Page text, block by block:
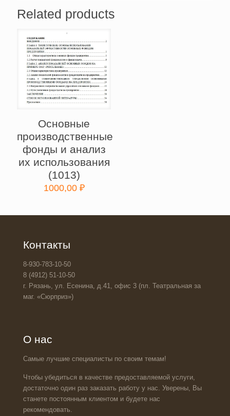
Related products
Основные
производственные
фонды и анализ
их использования
(1013)
1000,00 ₽
Контакты
8-930-783-10-50
8 (4912) 51-10-50
г. Рязань, ул. Есенина, д.41, офис 3 (пл. Театральная за
маг. «Сюрприз»)
О нас
Самые лучшие специалисты по своим темам!
Чтобы убедиться в качестве предоставляемой услуги,
достаточно один раз заказать работу у нас. Уверены, Вы
станете постоянным клиентом и будете нас
рекомендовать.